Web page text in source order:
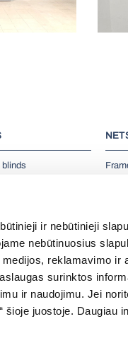
ir nebūtinieji
nebūtinuosius
reklamavimo ir
surinktos
ir naudojimu. Jei
juostoje. Daugiau
blinds
for skylights
blinds
Net